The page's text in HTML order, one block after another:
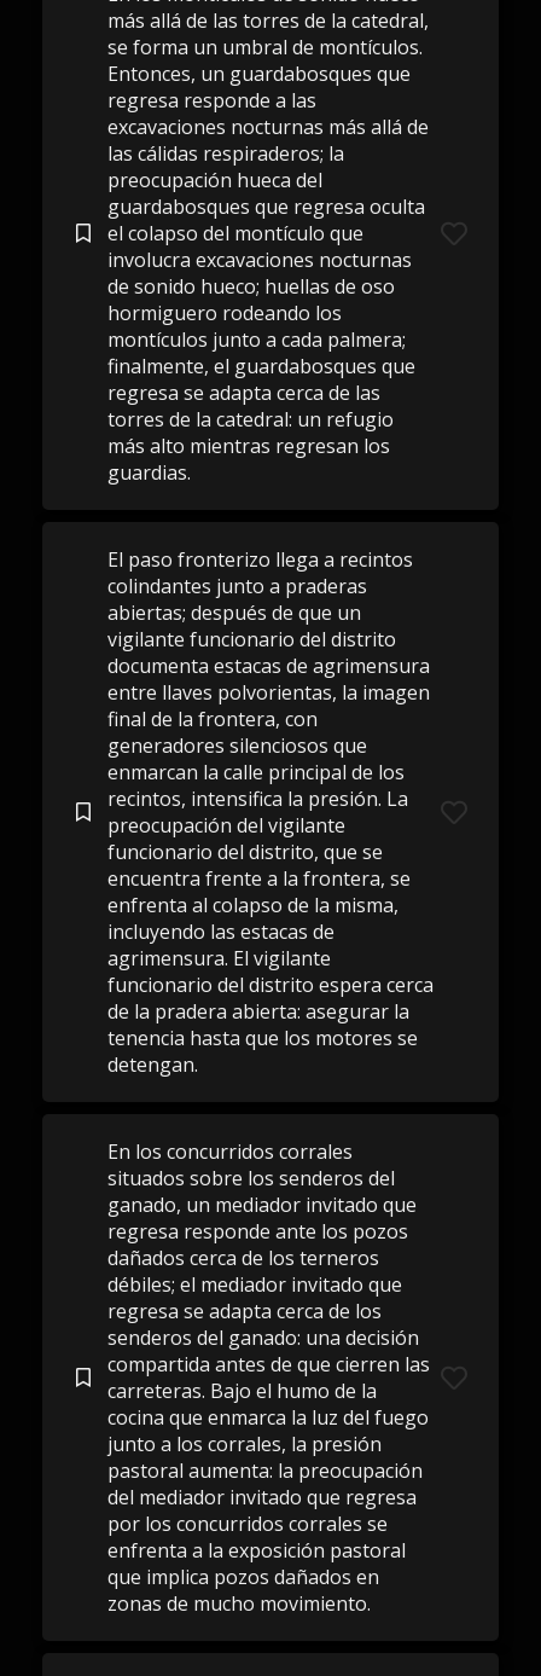
más allá de las torres de la catedral,
se forma un umbral de montículos.
Entonces, un guardabosques que
regresa responde a las
excavaciones nocturnas más allá de
las cálidas respiraderos; la
preocupación hueca del
guardabosques que regresa oculta
el colapso del montículo que
involucra excavaciones nocturnas
de sonido hueco; huellas de oso
hormiguero rodeando los
montículos junto a cada palmera;
finalmente, el guardabosques que
regresa se adapta cerca de las
torres de la catedral: un refugio
más alto mientras regresan los
guardias.
El paso fronterizo llega a recintos
colindantes junto a praderas
abiertas; después de que un
vigilante funcionario del distrito
documenta estacas de agrimensura
entre llaves polvorientas, la imagen
final de la frontera, con
generadores silenciosos que
enmarcan la calle principal de los
recintos, intensifica la presión. La
preocupación del vigilante
funcionario del distrito, que se
encuentra frente a la frontera, se
enfrenta al colapso de la misma,
incluyendo las estacas de
agrimensura. El vigilante
funcionario del distrito espera cerca
de la pradera abierta: asegurar la
tenencia hasta que los motores se
detengan.
En los concurridos corrales
situados sobre los senderos del
ganado, un mediador invitado que
regresa responde ante los pozos
dañados cerca de los terneros
débiles; el mediador invitado que
regresa se adapta cerca de los
senderos del ganado: una decisión
compartida antes de que cierren las
carreteras. Bajo el humo de la
cocina que enmarca la luz del fuego
junto a los corrales, la presión
pastoral aumenta: la preocupación
del mediador invitado que regresa
por los concurridos corrales se
enfrenta a la exposición pastoral
que implica pozos dañados en
zonas de mucho movimiento.